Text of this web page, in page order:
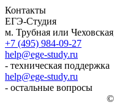
Контакты
ЕГЭ-Студия
м. Трубная или
+7 (495) 984-09-27
help@ege-study.ru
- техническая поддержка
help@ege-study.ru
- остальные вопросы
©